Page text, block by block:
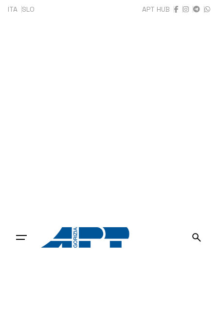
Skip
ITA SLO APT HUB